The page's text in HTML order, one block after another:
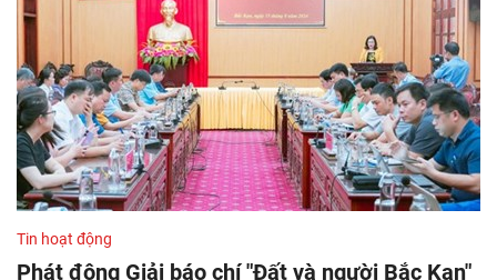
Tin hoạt động
Phát động Giải báo chí "Đất và người Bắc Kạn"